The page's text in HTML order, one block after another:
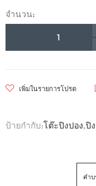
จำนวน:
เพิ่มในรายการโปรด
ป้ายกำกับ:โต๊ะปิงปอง,ปิ
คำบ